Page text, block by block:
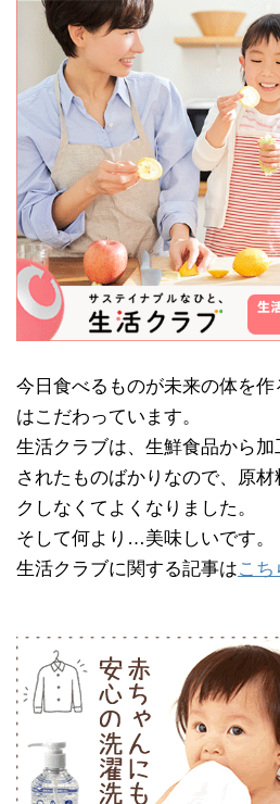
今日食べるものが未来の体を
はこだわっています。
生活クラブは、生鮮食品から
されたものばかりなので、原
クしなくてよくなりました。
そして何より…美味しいです。
生活クラブに関する記事はこち